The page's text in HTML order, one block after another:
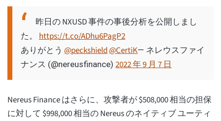
昨日の NXUSD 事件の事後分析を公開しまし
た。 https://t.co/ADhu6PagP2
ありがとう @peckshield@CertiK— ネレウスファイ
ナンス (@nereusfinance) 2022 年 9 月 7 日
Nereus Finance はさらに、攻撃者が $508,000 相当の担保
に対して $998,000 相当の Nereus のネイティブ ユーティ